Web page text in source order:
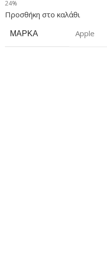
24%
Προσθήκη στο καλάθι
ΜΆΡΚΑ
Apple